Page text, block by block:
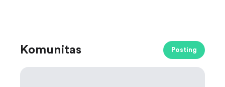
Komunitas Posting